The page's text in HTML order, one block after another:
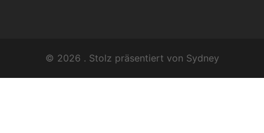
© 2026 . Stolz präsentiert von Sydney